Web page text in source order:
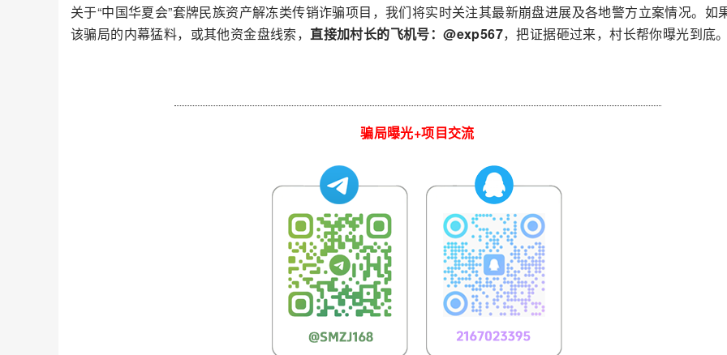
关于“中国华夏会”套牌民族资产解冻类传销诈骗项目，我们将实时关注其最新崩盘进展及各地警方立案情况。如
该骗局的内幕猛料，或其他资金盘线索， 直接加村长的飞机号：@exp567，把证据砸过来，村长帮你曝光到底。
骗局曝光+项目交流